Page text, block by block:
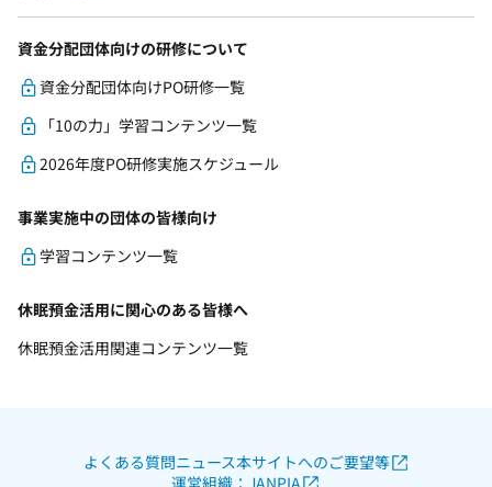
資金分配団体向けの研修について
資金分配団体向けPO研修一覧
「10の力」学習コンテンツ一覧
2026年度PO研修実施スケジュール
事業実施中の団体の皆様向け
学習コンテンツ一覧
休眠預金活用に関心のある皆様へ
休眠預金活用関連コンテンツ一覧
よくある質問ニュース本サイトへのご要望等
運営組織：JANPIA